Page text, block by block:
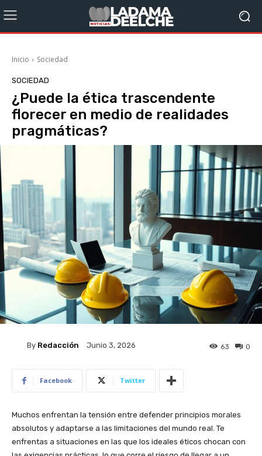
Inicio Sociedad
SOCIEDAD
¿Puede la ética trascendente
florecer en medio de realidades
pragmáticas?
By Redacción Junio 3, 2026 0
63
Facebook Twitter
Muchos enfrentan la tensión entre defender principios morales
absolutos y adaptarse a las limitaciones del mundo real. Te
enfrentas a situaciones en las que los ideales éticos chocan con